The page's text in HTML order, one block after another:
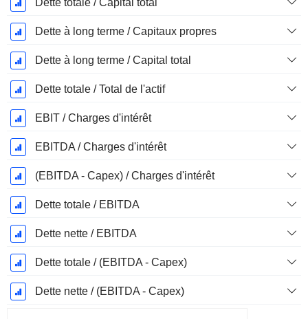
Dette totale / Capital total
Dette à long terme / Capitaux propres
Dette à long terme / Capital total
Dette totale / Total de l'actif
EBIT / Charges d'intérêt
EBITDA / Charges d'intérêt
(EBITDA - Capex) / Charges d'intérêt
Dette totale / EBITDA
Dette nette / EBITDA
Dette totale / (EBITDA - Capex)
Dette nette / (EBITDA - Capex)